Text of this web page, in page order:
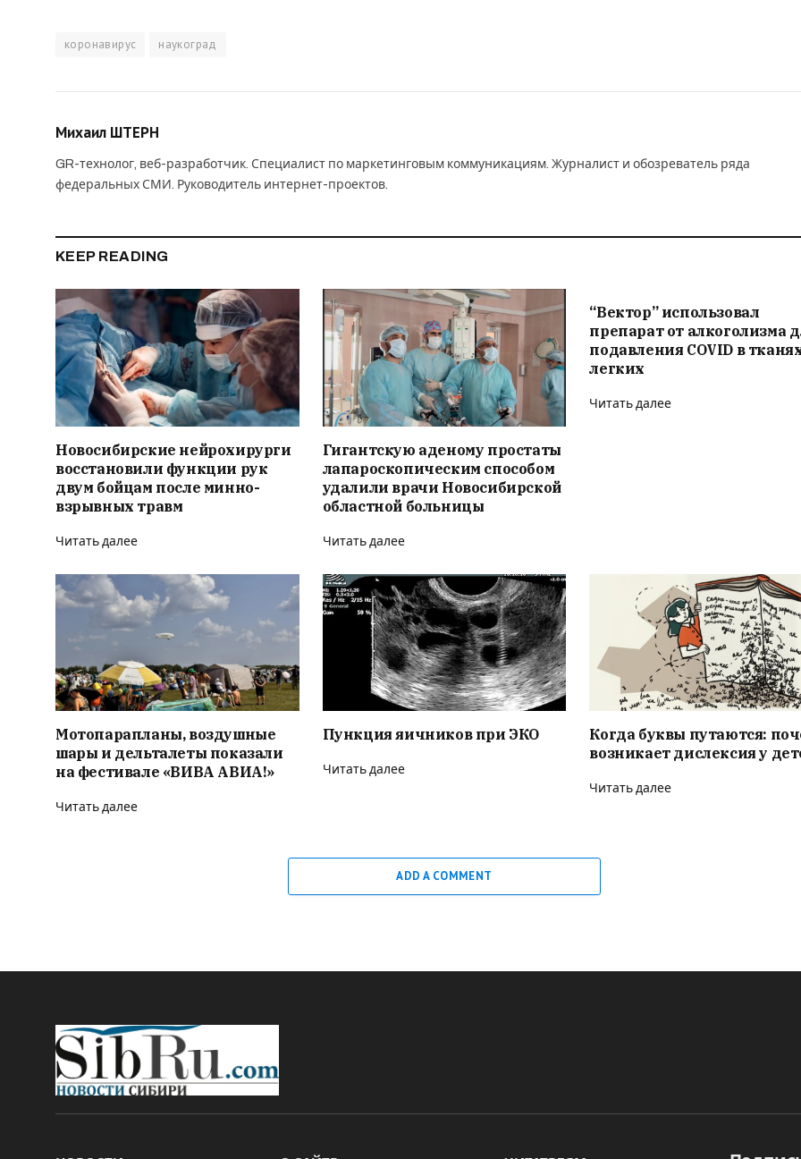
коронавирус наукоград
Михаил ШТЕРН
GR-технолог, веб-разработчик. Специалист по маркетинговым коммуникациям. Журналист и обозреватель ряда
федеральных СМИ. Руководитель интернет-проектов.
KEEP READING
Новосибирские нейрохирурги
восстановили функции рук
двум бойцам после минно-
взрывных травм
Читать далее
Гигантскую аденому простаты
лапароскопическим способом
удалили врачи Новосибирской
областной больницы
Читать далее
“Вектор” использовал
препарат от алкоголизма
подавления COVID в
легких
Читать далее
Мотопарапланы, воздушные
шары и дельталеты показали
на фестивале «ВИВА АВИА!»
Читать далее
Пункция яичников при ЭКО
Читать далее
Когда буквы путаются:
возникает дислексия у
Читать далее
ADD A COMMENT